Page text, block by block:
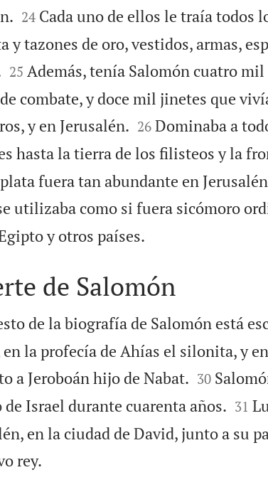

24 Cada uno de ellos le traía todos
y tazones de oro, vestidos, armas,

25 Además, tenía Salomón cuatro
combate, y doce mil jinetes que
y en Jerusalén.
26 Dominaba a
hasta la tierra de los filisteos y la
fuera tan abundante en
utilizaba como si fuera sicómoro
y otros países.
de Salomón
de la biografía de Salomón está
la profecía de Ahías el silonita, y
a Jeroboán hijo de Nabat.
30
de Israel durante cuarenta años.
31
en la ciudad de David, junto a su
rey.